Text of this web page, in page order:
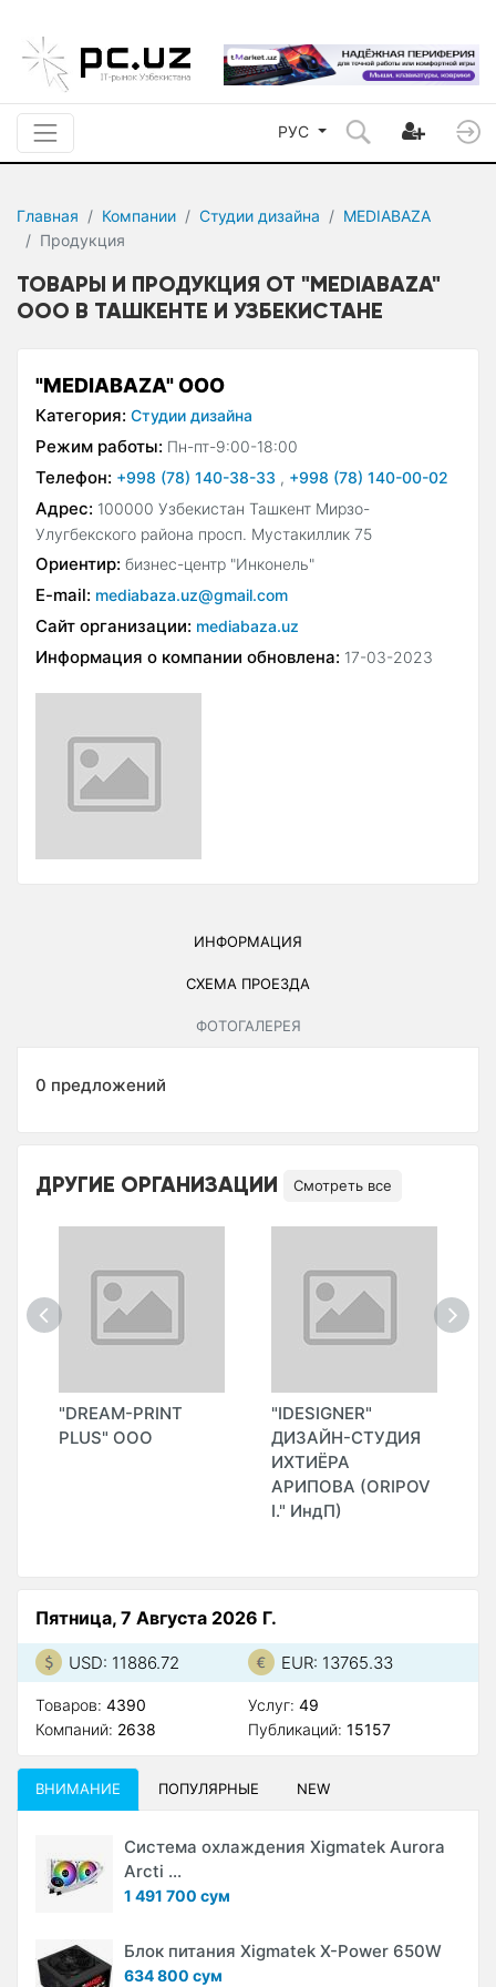
РУС
Главная Компании Студии дизайна
MEDIABAZA
Продукция
ТОВАРЫ И ПРОДУКЦИЯ ОТ "MEDIABAZA"
ООО В ТАШКЕНТЕ И УЗБЕКИСТАНЕ
"MEDIABAZA" ООО
Категория: Студии дизайна
Режим работы: Пн-пт-9:00-18:00
Телефон: +998 (78) 140-38-33 , +998 (78) 140-00-02
Адрес: 100000 Узбекистан Ташкент Мирзо-
Улугбекского района просп. Мустакиллик 75
Ориентир: бизнес-центр "Инконель"
E-mail: mediabaza.uz@gmail.com
Сайт организации: mediabaza.uz
Информация о компании обновлена: 17-03-2023
ИНФОРМАЦИЯ
СХЕМА ПРОЕЗДА
ФОТОГАЛЕРЕЯ
0 предложений
ДРУГИЕ ОРГАНИЗАЦИИ Смотреть все
"DREAM-PRINT
PLUS" ООО
"IDESIGNER"
ДИЗАЙН-СТУДИЯ
ИХТИЁРА
АРИПОВА (ORIPOV
I." ИндП)
Пятница, 7 Августа 2026 Г.
USD: 11886.72 EUR: 13765.33
Товаров: 4390
Компаний: 2638
Услуг: 49
Публикаций: 15157
ВНИМАНИЕ ПОПУЛЯРНЫЕ NEW
Система охлаждения Xigmatek Aurora
Arcti ...
1 491 700 сум
Блок питания Xigmatek X-Power 650W
634 800 сум